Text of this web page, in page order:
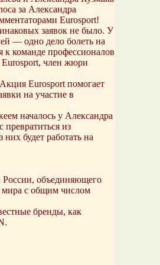
за Александра
Eurosport!
заявок не было. У
— одно дело болеть на
к команде профессионалов
член жюри
Eurosport помогает
на участие в
началось у Александра
из
будет работать на
объединяющего
мира с общим числом
бренды, как